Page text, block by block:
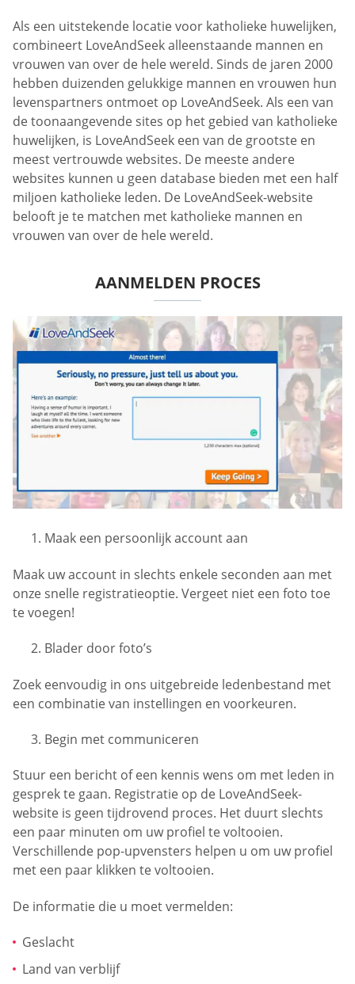
Als een uitstekende locatie voor katholieke huwelijken,
combineert LoveAndSeek alleenstaande mannen en
vrouwen van over de hele wereld. Sinds de jaren 2000
hebben duizenden gelukkige mannen en vrouwen hun
levenspartners ontmoet op LoveAndSeek. Als een van
de toonaangevende sites op het gebied van katholieke
huwelijken, is LoveAndSeek een van de grootste en
meest vertrouwde websites. De meeste andere
websites kunnen u geen database bieden met een half
miljoen katholieke leden. De LoveAndSeek-website
belooft je te matchen met katholieke mannen en
vrouwen van over de hele wereld.
AANMELDEN PROCES
Maak een persoonlijk account aan
Maak uw account in slechts enkele seconden aan met
onze snelle registratieoptie. Vergeet niet een foto toe
te voegen!
Blader door foto’s
Zoek eenvoudig in ons uitgebreide ledenbestand met
een combinatie van instellingen en voorkeuren.
Begin met communiceren
Stuur een bericht of een kennis wens om met leden in
gesprek te gaan. Registratie op de LoveAndSeek-
website is geen tijdrovend proces. Het duurt slechts
een paar minuten om uw profiel te voltooien.
Verschillende pop-upvensters helpen u om uw profiel
met een paar klikken te voltooien.
De informatie die u moet vermelden:
Geslacht
Land van verblijf